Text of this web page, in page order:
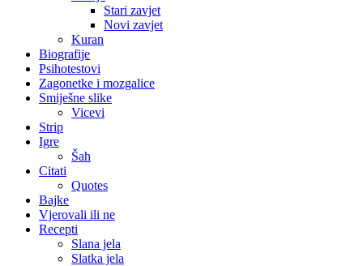
Stari zavjet
Novi zavjet
Kuran
Biografije
Psihotestovi
Zagonetke i mozgalice
Smiješne slike
Vicevi
Strip
Igre
Šah
Citati
Quotes
Bajke
Vjerovali ili ne
Recepti
Slana jela
Slatka jela